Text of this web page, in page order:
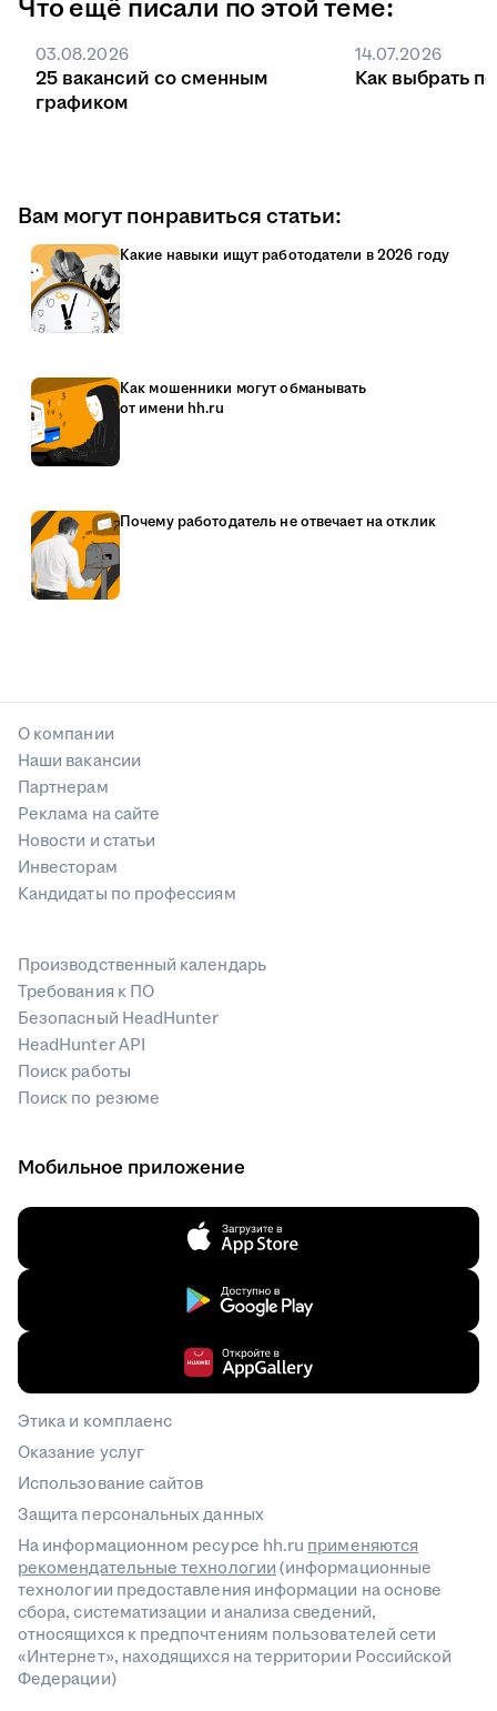
Что ещё писали по этой теме:
03.08.2026
25 вакансий со сменным
графиком
14.07.2026
Как выбрать
Вам могут понравиться статьи:
Какие навыки ищут работодатели в 2026 году
Как мошенники могут обманывать
от имени hh.ru
Почему работодатель не отвечает на отклик
О компании
Наши вакансии
Партнерам
Реклама на сайте
Новости и статьи
Инвесторам
Кандидаты по профессиям
Производственный календарь
Требования к ПО
Безопасный HeadHunter
HeadHunter API
Поиск работы
Поиск по резюме
Мобильное приложение
Этика и комплаенс
Оказание услуг
Использование сайтов
Защита персональных данных
На информационном ресурсе hh.ru применяются
рекомендательные технологии(информационные
технологии предоставления информации на основе
сбора, систематизации и анализа сведений,
относящихся к предпочтениям пользователей сети
«Интернет», находящихся на территории Российской
Федерации)